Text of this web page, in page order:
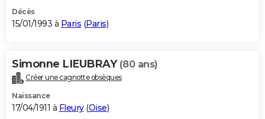
Décès
15/01/1993 à Paris (Paris)
Simonne LIEUBRAY (80 ans)
Créer une cagnotte obsèques
Naissance
17/04/1911 à Fleury(Oise)